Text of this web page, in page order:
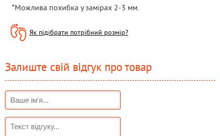
*Можлива похибка у замірах 2-3 мм.
Як підібрати потрібний розмір?
Залиште свій відгук про товар